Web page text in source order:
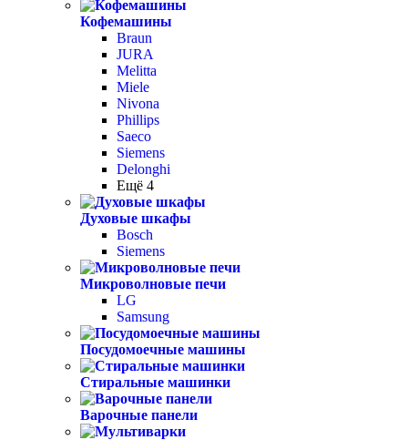
Кофемашины
Braun
JURA
Melitta
Miele
Nivona
Phillips
Saeco
Siemens
Delonghi
Ещё 4
Духовые шкафы
Bosch
Siemens
Микроволновые печи
LG
Samsung
Посудомоечные машины
Стиральные машинки
Варочные панели